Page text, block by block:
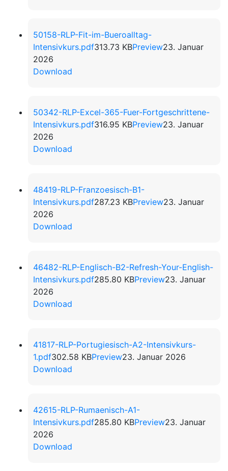
50158-RLP-Fit-im-Bueroalltag-
Intensivkurs.pdf313.73 KBPreview23. Januar
2026
Download
50342-RLP-Excel-365-Fuer-Fortgeschrittene-
Intensivkurs.pdf316.95 KBPreview23. Januar
2026
Download
48419-RLP-Franzoesisch-B1-
Intensivkurs.pdf287.23 KBPreview23. Januar
2026
Download
46482-RLP-Englisch-B2-Refresh-Your-English-
Intensivkurs.pdf285.80 KBPreview23. Januar
2026
Download
41817-RLP-Portugiesisch-A2-Intensivkurs-
1.pdf302.58 KBPreview23. Januar 2026
Download
42615-RLP-Rumaenisch-A1-
Intensivkurs.pdf285.80 KBPreview23. Januar
2026
Download